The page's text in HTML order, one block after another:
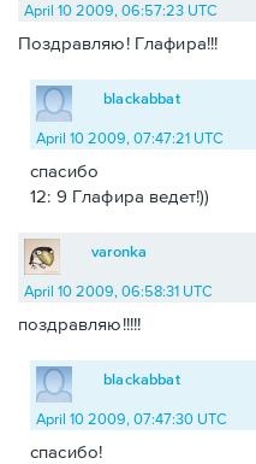
April 10 2009, 06:57:23 UTC
Поздравляю! Глафира!!!
blackabbat
April 10 2009, 07:47:21 UTC
спасибо
12: 9 Глафира ведет!))
varonka
April 10 2009, 06:58:31 UTC
поздравляю!!!!!
blackabbat
April 10 2009, 07:47:30 UTC
спасибо!